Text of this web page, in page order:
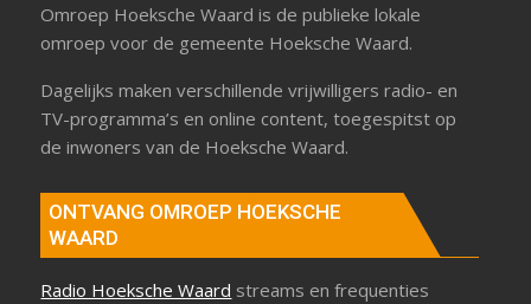
Omroep Hoeksche Waard is de publieke lokale
omroep voor de gemeente Hoeksche Waard.
Dagelijks maken verschillende vrijwilligers radio- en
TV-programma’s en online content, toegespitst op
de inwoners van de Hoeksche Waard.
ONTVANG OMROEP HOEKSCHE
WAARD
Radio Hoeksche Waard streams en frequenties